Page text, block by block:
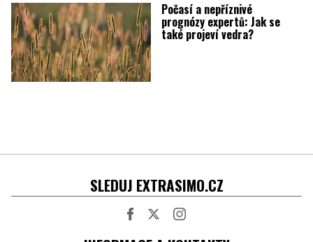
Počasí a nepříznivé
prognózy expertů: Jak se
také projeví vedra?
SLEDUJ EXTRASIMO.CZ